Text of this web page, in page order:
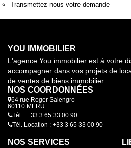
Transmettez-nous votre demande
YOU IMMOBILIER
L'agence You immobilier est à votre
accompagner dans vos projets de
de ventes de biens immobilier.
NOS COORDONNÉES
64 rue Roger Salengro
60110 MERU
Tél. : +33 3 65 33 00 90
Tél. Location : +33 3 65 33 00 90
NOS SERVICES